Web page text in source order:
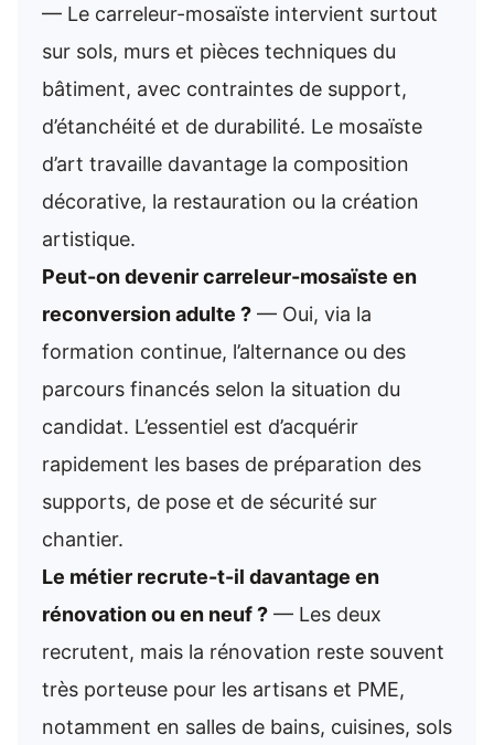
— Le carreleur-mosaïste intervient surtout
sur sols, murs et pièces techniques du
bâtiment, avec contraintes de support,
d’étanchéité et de durabilité. Le mosaïste
d’art travaille davantage la composition
décorative, la restauration ou la création
artistique.
Peut-on devenir carreleur-mosaïste en
reconversion adulte ? — Oui, via la
formation continue, l’alternance ou des
parcours financés selon la situation du
candidat. L’essentiel est d’acquérir
rapidement les bases de préparation des
supports, de pose et de sécurité sur
chantier.
Le métier recrute-t-il davantage en
rénovation ou en neuf ? — Les deux
recrutent, mais la rénovation reste souvent
très porteuse pour les artisans et PME,
notamment en salles de bains, cuisines, sols